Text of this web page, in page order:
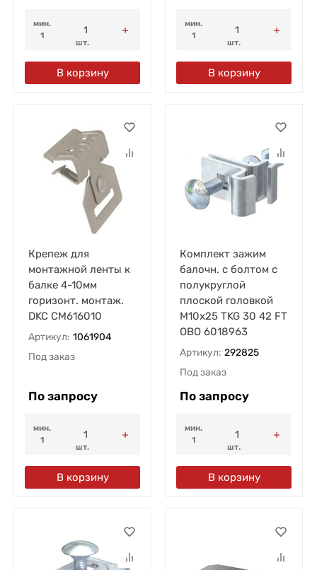
мин.
1
шт.
В корзину
мин.
1
шт.
В корзину
Крепеж для
монтажной ленты к
балке 4-10мм
горизонт. монтаж.
DKC CM616010
Артикул: 1061904
Под заказ
По запросу
мин.
1
шт.
В корзину
Комплект зажим
балочн. с болтом с
полукруглой
плоской головкой
М10х25 TKG 30 42 FT
OBO 6018963
Артикул: 292825
Под заказ
По запросу
мин.
1
шт.
В корзину